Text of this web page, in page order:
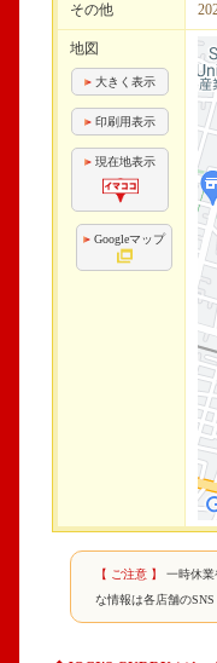
その他
地図
大きく表示
印刷用表示
現在地表示
Googleマップ
【 ご注意 】
一時休
な情報は各店舗の